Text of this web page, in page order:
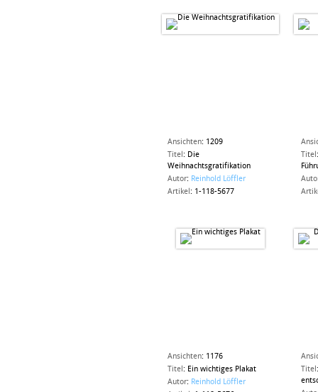
Ansichten: 1209
Titel : Die
Weihnachtsgratifikation
Autor: Reinhold Löffler
Artikel : 1-118-5677
Titel
Ansichten: 1176
Titel : Ein wichtiges Plakat
Autor: Reinhold Löffler
Titel